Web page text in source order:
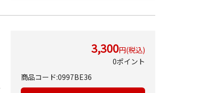
3,300円(税込)
0ポイント
商品コード:0997BE36